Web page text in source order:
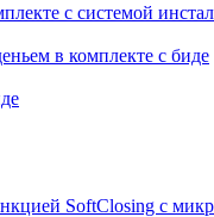
с системой
в комплекте с биде
SoftClosing с